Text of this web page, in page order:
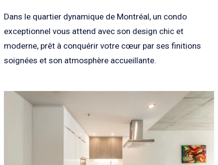
Dans le quartier dynamique de Montréal, un condo
exceptionnel vous attend avec son design chic et
moderne, prêt à conquérir votre cœur par ses finitions
soignées et son atmosphère accueillante.